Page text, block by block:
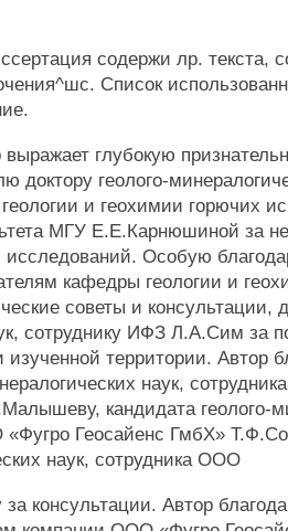
содержи лр. текста,
Список
глубокую
доктору геолого-
и геохимии горючих
МГУ Е.Е.Карнюшиной за
Особую
кафедры геологии и
советы и консультации,
сотруднику ИФЗ Л.А.Сим за
изученной территории. Автор
наук,
кандидата геолого-
Геосайенс ГмбХ»
наук, сотрудника ООО
консультации. Автор